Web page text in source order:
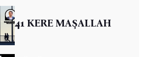
41 KERE MAŞALLAH